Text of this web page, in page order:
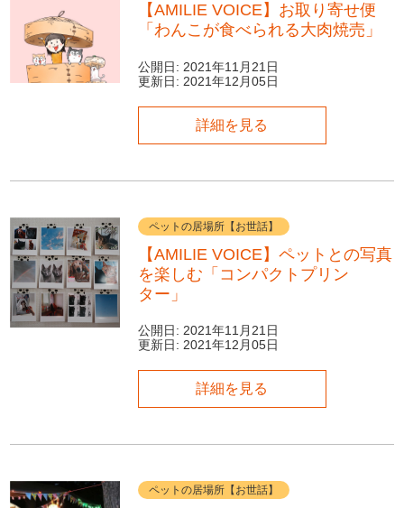
【AMILIE VOICE】お取り寄せ便
「わんこが食べられる大肉焼売」
公開日: 2021年11月21日
更新日: 2021年12月05日
詳細を見る
ペットの居場所【お世話】
【AMILIE VOICE】ペットとの写真
を楽しむ「コンパクトプリン
ター」
公開日: 2021年11月21日
更新日: 2021年12月05日
詳細を見る
ペットの居場所【お世話】